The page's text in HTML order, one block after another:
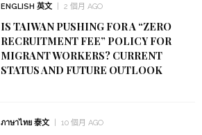
ENGLISH 英文 2 個月 AGO
IS TAIWAN PUSHING FOR A “ZERO
RECRUITMENT FEE” POLICY FOR
MIGRANT WORKERS? CURRENT
STATUS AND FUTURE OUTLOOK
ภาษาไทย 泰文 10 個月 AGO